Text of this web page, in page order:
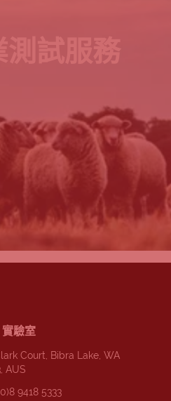
測試服務
驗室
Court, Bibra Lake, WA
AUS
9418 5333